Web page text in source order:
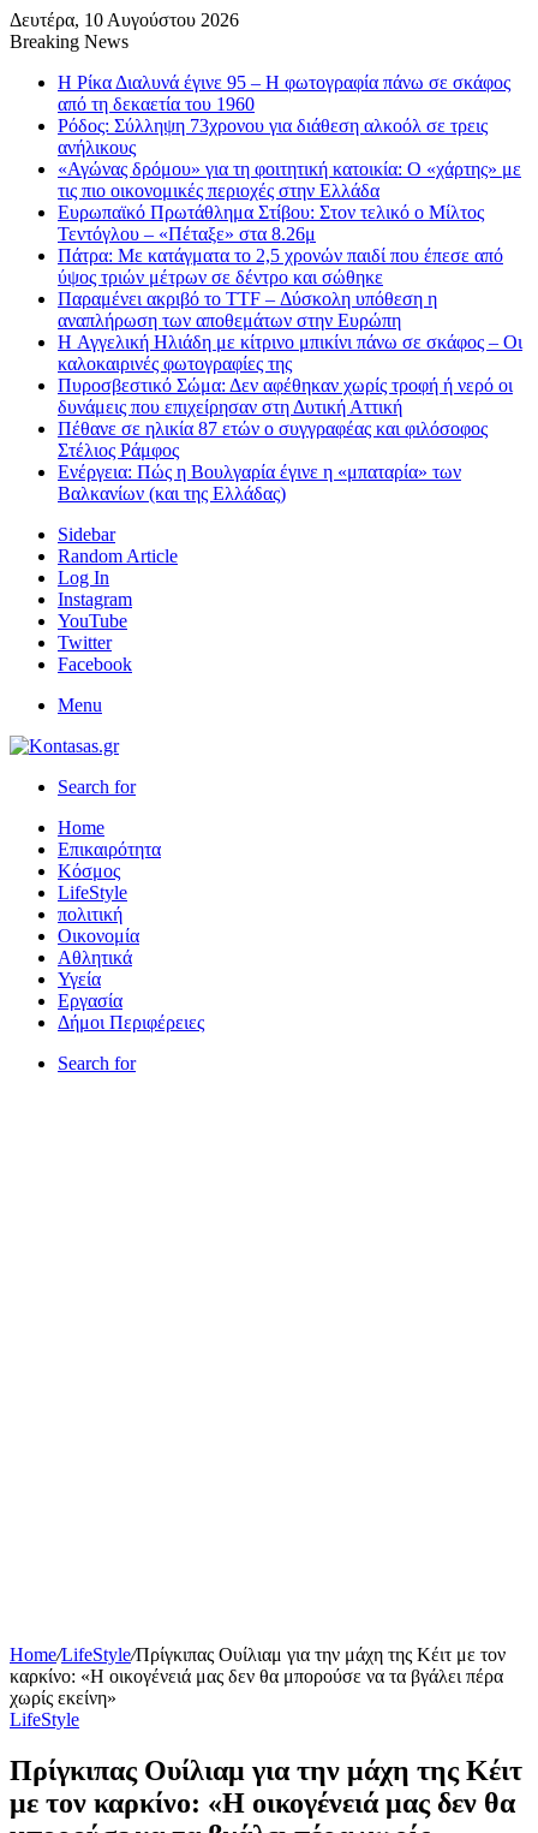
Δευτέρα, 10 Αυγούστου 2026
Breaking News
Η Ρίκα Διαλυνά έγινε 95 – Η φωτογραφία πάνω σε σκάφος
από τη δεκαετία του 1960
Ρόδος: Σύλληψη 73χρονου για διάθεση αλκοόλ σε τρεις
ανήλικους
«Αγώνας δρόμου» για τη φοιτητική κατοικία: Ο «χάρτης» με
τις πιο οικονομικές περιοχές στην Ελλάδα
Ευρωπαϊκό Πρωτάθλημα Στίβου: Στον τελικό ο Μίλτος
Τεντόγλου – «Πέταξε» στα 8.26μ
Πάτρα: Με κατάγματα το 2,5 χρονών παιδί που έπεσε από
ύψος τριών μέτρων σε δέντρο και σώθηκε
Παραμένει ακριβό το TTF – Δύσκολη υπόθεση η
αναπλήρωση των αποθεμάτων στην Ευρώπη
H Αγγελική Ηλιάδη με κίτρινο μπικίνι πάνω σε σκάφος – Οι
καλοκαιρινές φωτογραφίες της
Πυροσβεστικό Σώμα: Δεν αφέθηκαν χωρίς τροφή ή νερό οι
δυνάμεις που επιχείρησαν στη Δυτική Αττική
Πέθανε σε ηλικία 87 ετών ο συγγραφέας και φιλόσοφος
Στέλιος Ράμφος
Ενέργεια: Πώς η Βουλγαρία έγινε η «μπαταρία» των
Βαλκανίων (και της Ελλάδας)
Sidebar
Random Article
Log In
Instagram
YouTube
Twitter
Facebook
Menu
Search for
Home
Επικαιρότητα
Κόσμος
LifeStyle
πολιτική
Οικονομία
Αθλητικά
Υγεία
Εργασία
Δήμοι Περιφέρειες
Search for
Home/LifeStyle/Πρίγκιπας Ουίλιαμ για την μάχη της Κέιτ με τον
καρκίνο: «Η οικογένειά μας δεν θα μπορούσε να τα βγάλει πέρα
χωρίς εκείνη»
LifeStyle
Πρίγκιπας Ουίλιαμ για την μάχη της Κέιτ
με τον καρκίνο: «Η οικογένειά μας δεν θα